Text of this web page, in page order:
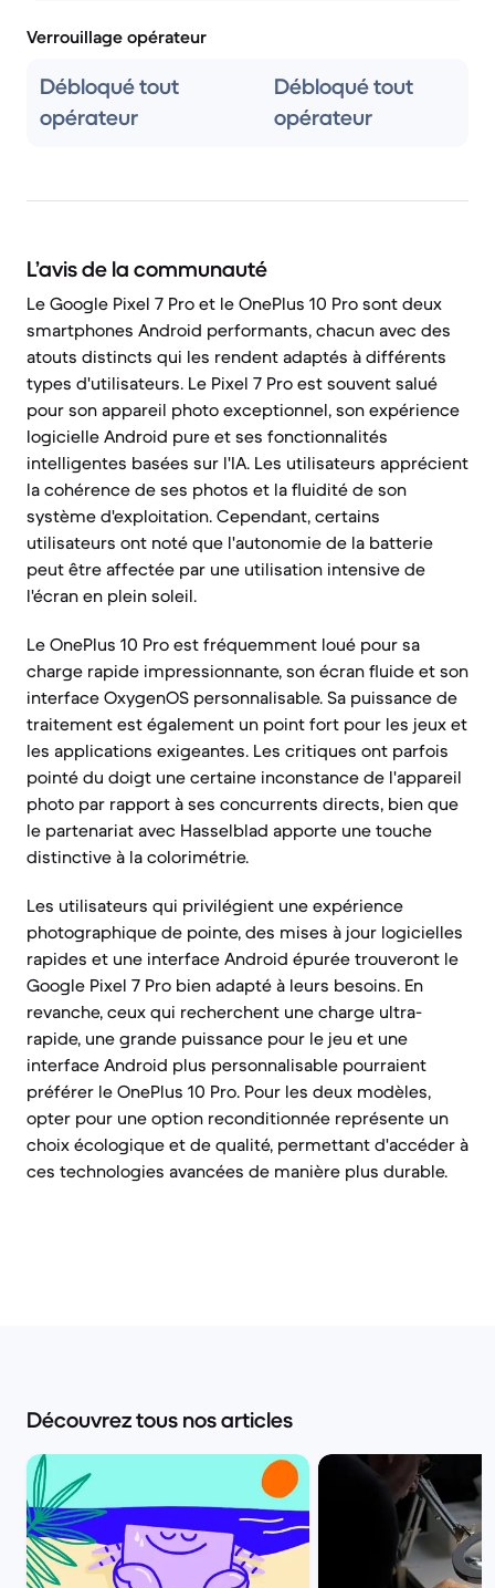
Verrouillage opérateur
Débloqué tout
opérateur
Débloqué tout
opérateur
L’avis de la communauté
Le Google Pixel 7 Pro et le OnePlus 10 Pro sont deux
smartphones Android performants, chacun avec des
atouts distincts qui les rendent adaptés à différents
types d'utilisateurs. Le Pixel 7 Pro est souvent salué
pour son appareil photo exceptionnel, son expérience
logicielle Android pure et ses fonctionnalités
intelligentes basées sur l'IA. Les utilisateurs apprécient
la cohérence de ses photos et la fluidité de son
système d'exploitation. Cependant, certains
utilisateurs ont noté que l'autonomie de la batterie
peut être affectée par une utilisation intensive de
l'écran en plein soleil.
Le OnePlus 10 Pro est fréquemment loué pour sa
charge rapide impressionnante, son écran fluide et son
interface OxygenOS personnalisable. Sa puissance de
traitement est également un point fort pour les jeux et
les applications exigeantes. Les critiques ont parfois
pointé du doigt une certaine inconstance de l'appareil
photo par rapport à ses concurrents directs, bien que
le partenariat avec Hasselblad apporte une touche
distinctive à la colorimétrie.
Les utilisateurs qui privilégient une expérience
photographique de pointe, des mises à jour logicielles
rapides et une interface Android épurée trouveront le
Google Pixel 7 Pro bien adapté à leurs besoins. En
revanche, ceux qui recherchent une charge ultra-
rapide, une grande puissance pour le jeu et une
interface Android plus personnalisable pourraient
préférer le OnePlus 10 Pro. Pour les deux modèles,
opter pour une option reconditionnée représente un
choix écologique et de qualité, permettant d'accéder à
ces technologies avancées de manière plus durable.
Découvrez tous nos articles